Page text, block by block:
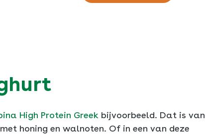
High Protein Greek bijvoorbeeld. Dat is
honing en walnoten. Of in een van deze